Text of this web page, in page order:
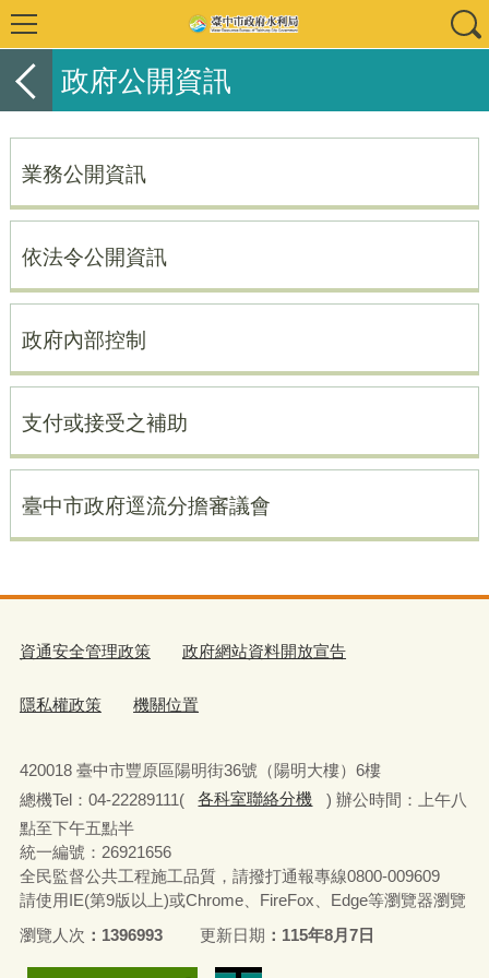
政府公開資訊
業務公開資訊
依法令公開資訊
政府內部控制
支付或接受之補助
臺中市政府逕流分擔審議會
資通安全管理政策 政府網站資料開放宣告
隱私權政策 機關位置
420018 臺中市豐原區陽明街36號（陽明大樓）6樓
總機Tel：04-22289111(
各科室聯絡分機
) 辦公時間：上午八
點至下午五點半
統一編號：26921656
全民監督公共工程施工品質，請撥打通報專線0800-009609
請使用IE(第9版以上)或Chrome、FireFox、Edge等瀏覽器瀏覽
瀏覽人次
1396993 更新日期 115年8月7日